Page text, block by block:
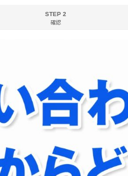
STEP 2
確認